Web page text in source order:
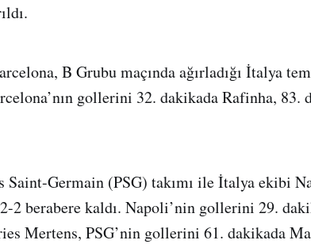
B Grubu maçında ağırladığı İtalya
gollerini 32. dakikada Rafinha, 83.
Saint-Germain (PSG) takımı ile İtalya ekibi
2 berabere kaldı. Napoli’nin gollerini 29.
Mertens, PSG’nin gollerini 61. dakikada